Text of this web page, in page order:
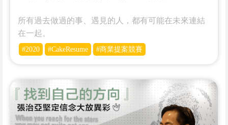
所有過去做過的事、遇見的人，都有可能在未來連結
在一起。
#2020 #CakeResume #商業提案競賽